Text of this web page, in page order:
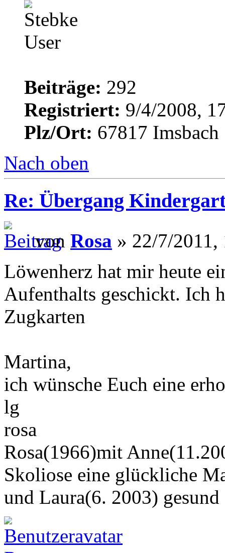
Beiträge: 292
Registriert: 9/4/2008,
Plz/Ort: 67817 Imsbach
Nach oben
Re: Übergang
von Rosa » 22/7/2011,
Löwenherz hat mir heute
Aufenthalts geschickt. Ich
Zugkarten
Martina,
ich wünsche Euch eine
lg
rosa
Rosa(1966)mit
Skoliose eine glückliche
und Laura(6. 2003) gesund